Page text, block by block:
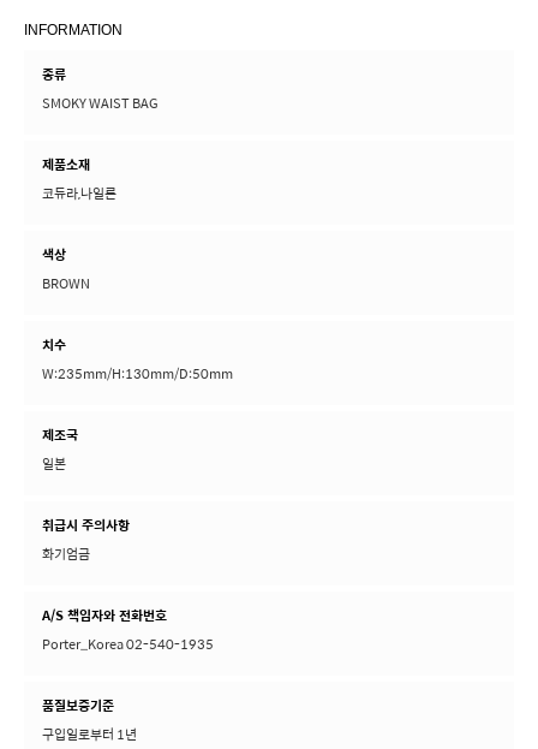
INFORMATION
종류
SMOKY WAIST BAG
제품소재
코듀라,나일론
색상
BROWN
치수
W:235mm/H:130mm/D:50mm
제조국
일본
취급시 주의사항
화기엄금
A/S 책임자와 전화번호
Porter_Korea 02-540-1935
품질보증기준
구입일로부터 1년